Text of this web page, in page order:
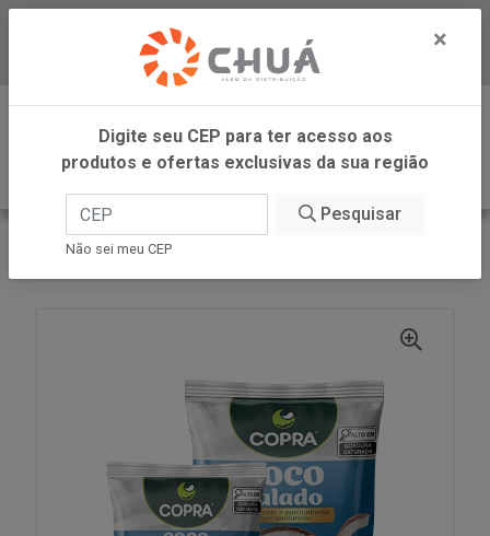
Baixe já nosso APP
0
INÍCIO
COPRA ALIMENTOS
×
Digite seu CEP para ter acesso aos
produtos e ofertas exclusivas da sua região
Pesquisar
Não sei meu CEP